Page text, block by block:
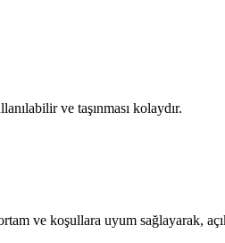
ve taşınması kolaydır.
ve koşullara uyum sağlayarak,